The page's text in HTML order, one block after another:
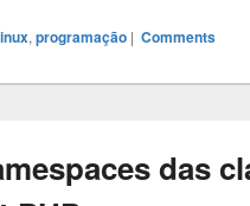
, programação | Comments
das